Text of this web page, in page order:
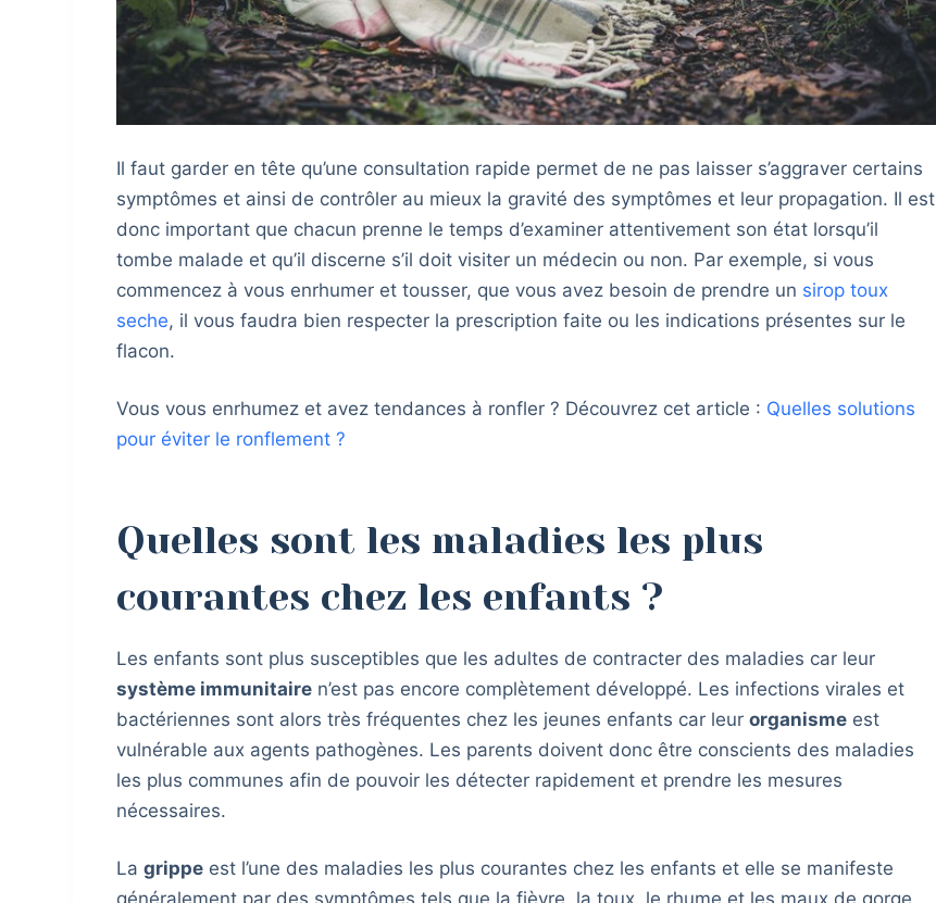
Il faut garder en tête qu’une consultation rapide permet de ne pas laisser s’aggraver certains
symptômes et ainsi de contrôler au mieux la gravité des symptômes et leur propagation. Il est
donc important que chacun prenne le temps d’examiner attentivement son état lorsqu’il
tombe malade et qu’il discerne s’il doit visiter un médecin ou non. Par exemple, si vous
commencez à vous enrhumer et tousser, que vous avez besoin de prendre un sirop toux
seche, il vous faudra bien respecter la prescription faite ou les indications présentes sur le
flacon.
Vous vous enrhumez et avez tendances à ronfler ? Découvrez cet article : Quelles solutions
pour éviter le ronflement ?
Quelles sont les maladies les plus
courantes chez les enfants ?
Les enfants sont plus susceptibles que les adultes de contracter des maladies car leur
système immunitaire n’est pas encore complètement développé. Les infections virales et
bactériennes sont alors très fréquentes chez les jeunes enfants car leurorganisme est
vulnérable aux agents pathogènes. Les parents doivent donc être conscients des maladies
les plus communes afin de pouvoir les détecter rapidement et prendre les mesures
nécessaires.
Lagrippe est l’une des maladies les plus courantes chez les enfants et elle se manifeste